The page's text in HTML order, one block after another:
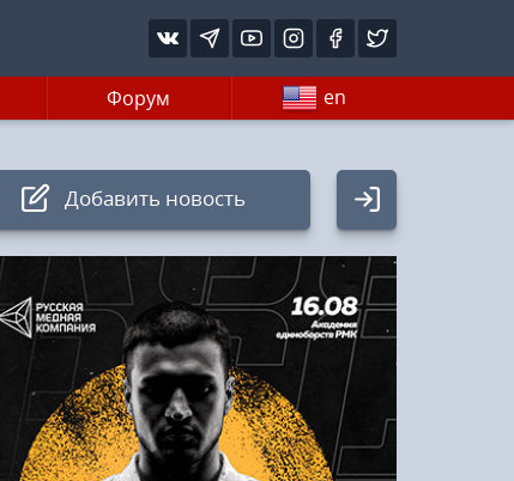
Форум en
Добавить новость
Авторизация
Логин:
Пароль